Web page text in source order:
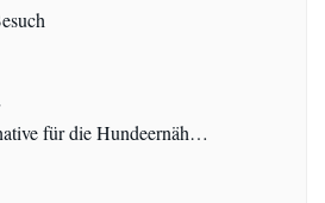
für die Hundeernäh…